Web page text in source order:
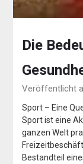
Die
Veröffentlicht
Sport – Eine
Sport ist eine
ganzen Welt
Bestandteil